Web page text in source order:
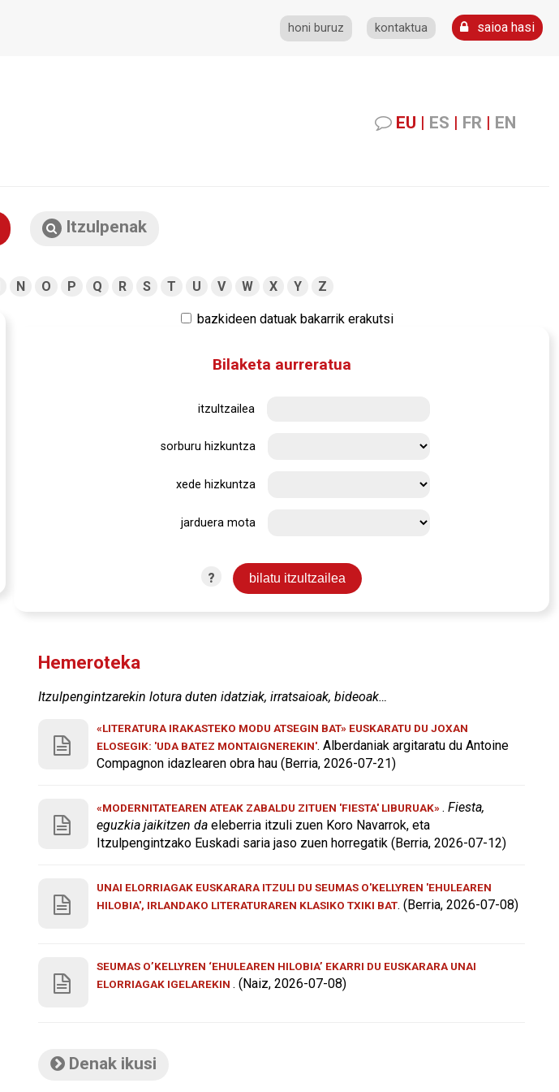
honi buruz kontaktua saioa hasi
EU | ES | FR | EN
Itzulpenak
N O P Q R S T U V W X Y Z
bazkideen datuak bakarrik erakutsi
Bilaketa aurreratua
itzultzailea
sorburu hizkuntza
xede hizkuntza
jarduera mota
?
Hemeroteka
Itzulpengintzarekin lotura duten idatziak, irratsaioak, bideoak…
«LITERATURA IRAKASTEKO MODU ATSEGIN BAT» EUSKARATU DU JOXAN
ELOSEGIK: 'UDA BATEZ MONTAIGNEREKIN'. Alberdaniak argitaratu du Antoine
Compagnon idazlearen obra hau (Berria, 2026-07-21)
«MODERNITATEAREN ATEAK ZABALDU ZITUEN 'FIESTA' LIBURUAK» . Fiesta,
eguzkia jaikitzen da eleberria itzuli zuen Koro Navarrok, eta
Itzulpengintzako Euskadi saria jaso zuen horregatik (Berria, 2026-07-12)
UNAI ELORRIAGAK EUSKARARA ITZULI DU SEUMAS O'KELLYREN 'EHULEAREN
HILOBIA', IRLANDAKO LITERATURAREN KLASIKO TXIKI BAT. (Berria, 2026-07-08)
SEUMAS O’KELLYREN ‘EHULEAREN HILOBIA’ EKARRI DU EUSKARARA UNAI
ELORRIAGAK IGELAREKIN . (Naiz, 2026-07-08)
Denak ikusi